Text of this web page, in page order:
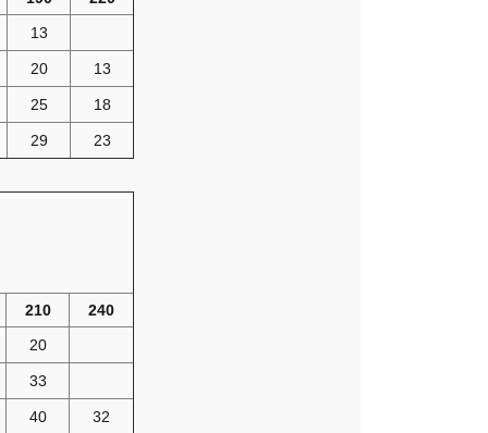
13
20 13
25 18
29 23
210
240
20
33
40 32